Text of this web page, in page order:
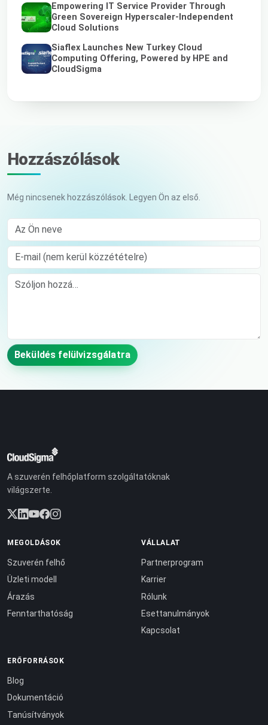
Empowering IT Service Provider Through
Green Sovereign Hyperscaler-Independent
Cloud Solutions
Siaflex Launches New Turkey Cloud
Computing Offering, Powered by HPE and
CloudSigma
Hozzászólások
Még nincsenek hozzászólások. Legyen Ön az első.
Az Ön neve
E-mail (nem kerül közzétételre)
Comment
Beküldés felülvizsgálatra
A szuverén felhőplatform szolgáltatóknak
világszerte.
MEGOLDÁSOK
Szuverén felhő
Üzleti modell
Árazás
Fenntarthatóság
VÁLLALAT
Partnerprogram
Karrier
Rólunk
Esettanulmányok
Kapcsolat
ERŐFORRÁSOK
Blog
Dokumentáció
Tanúsítványok